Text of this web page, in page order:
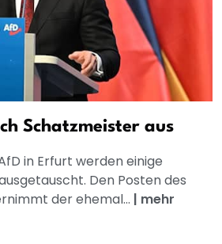
Schatzmeister aus
in Erfurt werden einige
Den Posten des
der ehemal... | mehr